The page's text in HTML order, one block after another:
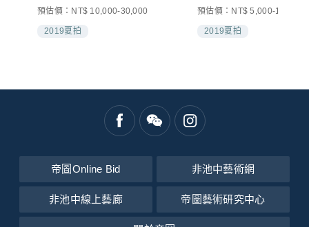
預估價：NT$ 10,000-30,000
2019夏拍
預估價：NT$ 5,000-10,000
2019夏拍
帝圖Online Bid 非池中藝術網
非池中線上藝廊 帝圖藝術研究中心